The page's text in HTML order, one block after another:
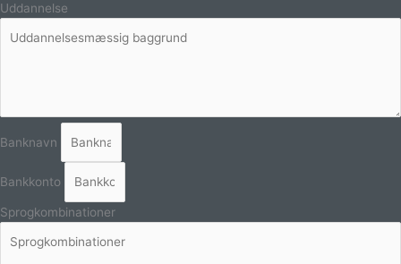
Uddannelse
Banknavn
Bankkonto
Sprogkombinationer